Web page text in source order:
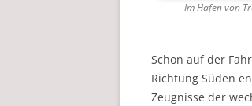
Im Hafen von
Schon auf der
Richtung Süden
Zeugnisse der